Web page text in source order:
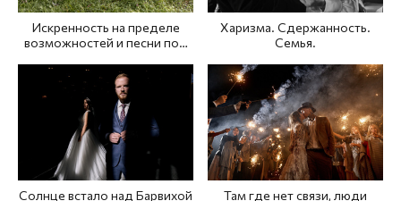
Искренность на пределе
возможностей и песни под
Харизма. Сдержанность.
Семья.
Солнце встало над Барвихой
Там где нет связи, люди